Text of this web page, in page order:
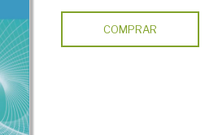
COMPRAR